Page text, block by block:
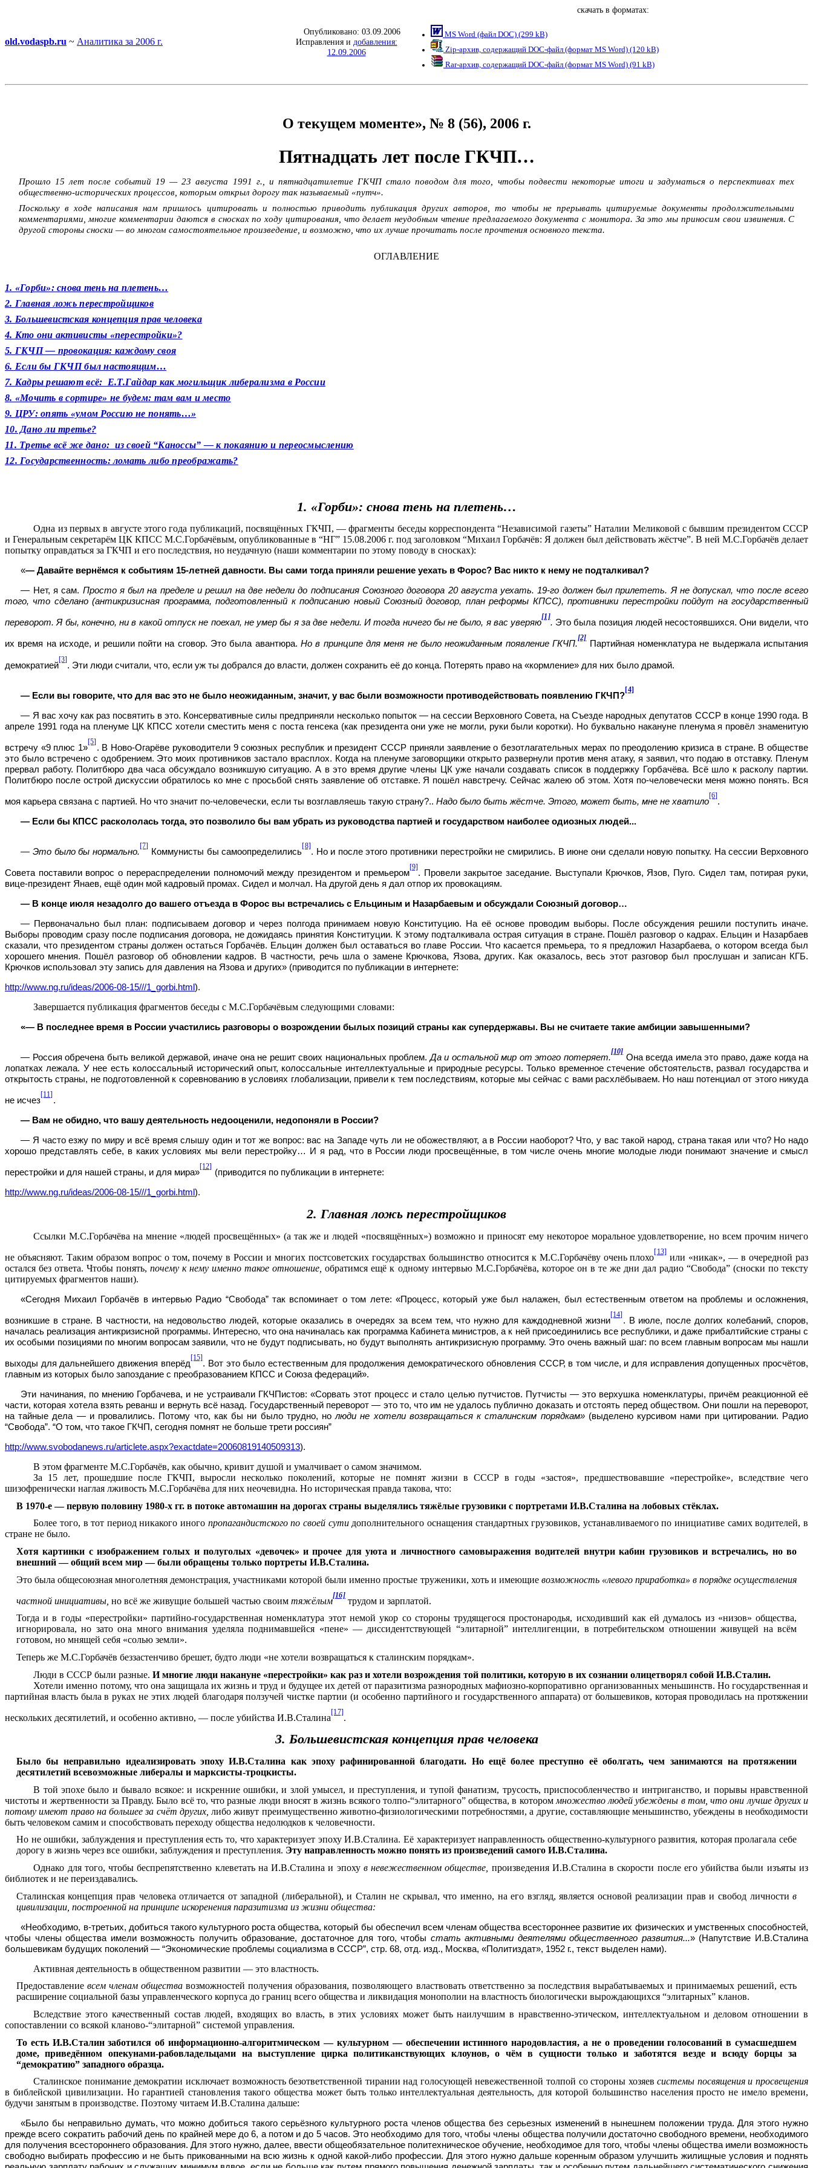
old.vodaspb.ru ~ Аналитика за 2006 г.
Опубликовано: 03.09.2006
Исправления и добавления:
12.09.2006
скачать в форматах:
MS Word (файл DOC) (299 kB)
Zip-архив, содержащий DOC-файл (формат MS Word) (120 kB)
Rar-архив, содержащий DOC-файл (формат MS Word) (91 kB)
О текущем моменте», № 8 (56), 2006 г.
Пятнадцать лет после ГКЧП…
Прошло 15 лет после событий 19 — 23 августа 1991 г., и пятнадцатилетие ГКЧП стало поводом для того, чтобы подвести некоторые итоги и задуматься о перспективах тех
общественно-исторических процессов, которым открыл дорогу так называемый «путч».
Поскольку в ходе написания нам пришлось цитировать и полностью приводить публикация других авторов, то чтобы не прерывать цитируемые документы продолжительными
комментариями, многие комментарии даются в сносках по ходу цитирования, что делает неудобным чтение предлагаемого документа с монитора. За это мы приносим свои извинения. С
другой стороны сноски — во многом самостоятельное произведение, и возможно, что их лучше прочитать после прочтения основного текста.
ОГЛАВЛЕНИЕ
1. «Горби»: снова тень на плетень…
2. Главная ложь перестройщиков
3. Большевистская концепция прав человека
4. Кто они активисты «перестройки»?
5. ГКЧП — провокация: каждому своя
6. Если бы ГКЧП был настоящим…
7. Кадры решают всё: Е.Т.Гайдар как могильщик либерализма в России
8. «Мочить в сортире» не будем: там вам и место
9. ЦРУ: опять «умом Россию не понять…»
10. Дано ли третье?
11. Третье всё же дано: из своей “Каноссы” — к покаянию и переосмыслению
12. Государственность: ломать либо преображать?
1. «Горби»: снова тень на плетень…
Одна из первых в августе этого года публикаций, посвящённых ГКЧП, — фрагменты беседы корреспондента “Независимой газеты” Наталии Меликовой с бывшим президентом СССР
и Генеральным секретарём ЦК КПСС М.С.Горбачёвым, опубликованные в “НГ” 15.08.2006 г. под заголовком “Михаил Горбачёв: Я должен был действовать жёстче”. В ней М.С.Горбачёв делает
попытку оправдаться за ГКЧП и его последствия, но неудачную (наши комментарии по этому поводу в сносках):
«— Давайте вернёмся к событиям 15-летней давности. Вы сами тогда приняли решение уехать в Форос? Вас никто к нему не подталкивал?
— Нет, я сам. Просто я был на пределе и решил на две недели до подписания Союзного договора 20 августа уехать. 19-го должен был прилететь. Я не допускал, что после всего
того, что сделано (антикризисная программа, подготовленный к подписанию новый Союзный договор, план реформы КПСС), противники перестройки пойдут на государственный
переворот. Я бы, конечно, ни в какой отпуск не поехал, не умер бы я за две недели. И тогда ничего бы не было, я вас уверяю
[1]
. Это была позиция людей несостоявшихся. Они видели, что
их время на исходе, и решили пойти на сговор. Это была авантюра. Но в принципе для меня не было неожиданным появление ГКЧП.
[2]
Партийная номенклатура не выдержала испытания
демократией
[3]
. Эти люди считали, что, если уж ты добрался до власти, должен сохранить её до конца. Потерять право на «кормление» для них было драмой.
— Если вы говорите, что для вас это не было неожиданным, значит, у вас были возможности противодействовать появлению ГКЧП?
[4]
— Я вас хочу как раз посвятить в это. Консервативные силы предприняли несколько попыток — на сессии Верховного Совета, на Съезде народных депутатов СССР в конце 1990 года. В
апреле 1991 года на пленуме ЦК КПСС хотели сместить меня с поста генсека (как президента они уже не могли, руки были коротки). Но буквально накануне пленума я провёл знаменитую
встречу «9 плюс 1»
[5]
. В Ново-Огарёве руководители 9 союзных республик и президент СССР приняли заявление о безотлагательных мерах по преодолению кризиса в стране. В обществе
это было встречено с одобрением. Это моих противников застало врасплох. Когда на пленуме заговорщики открыто развернули против меня атаку, я заявил, что подаю в отставку. Пленум
прервал работу. Политбюро два часа обсуждало возникшую ситуацию. А в это время другие члены ЦК уже начали создавать список в поддержку Горбачёва. Всё шло к расколу партии.
Политбюро после острой дискуссии обратилось ко мне с просьбой снять заявление об отставке. Я пошёл навстречу. Сейчас жалею об этом. Хотя по-человечески меня можно понять. Вся
моя карьера связана с партией. Но что значит по-человечески, если ты возглавляешь такую страну?.. Надо было быть жёстче. Этого, может быть, мне не хватило
[6]
.
— Если бы КПСС раскололась тогда, это позволило бы вам убрать из руководства партией и государством наиболее одиозных людей...
— Это было бы нормально.
[7]
Коммунисты бы самоопределились
[8]
. Но и после этого противники перестройки не смирились. В июне они сделали новую попытку. На сессии Верховного
Совета поставили вопрос о перераспределении полномочий между президентом и премьером
[9]
. Провели закрытое заседание. Выступали Крючков, Язов, Пуго. Сидел там, потирая руки,
вице-президент Янаев, ещё один мой кадровый промах. Сидел и молчал. На другой день я дал отпор их провокациям.
— В конце июля незадолго до вашего отъезда в Форос вы встречались с Ельциным и Назарбаевым и обсуждали Союзный договор…
— Первоначально был план: подписываем договор и через полгода принимаем новую Конституцию. На её основе проводим выборы. После обсуждения решили поступить иначе.
Выборы проводим сразу после подписания договора, не дожидаясь принятия Конституции. К этому подталкивала острая ситуация в стране. Пошёл разговор о кадрах. Ельцин и Назарбаев
сказали, что президентом страны должен остаться Горбачёв. Ельцин должен был оставаться во главе России. Что касается премьера, то я предложил Назарбаева, о котором всегда был
хорошего мнения. Пошёл разговор об обновлении кадров. В частности, речь шла о замене Крючкова, Язова, других. Как оказалось, весь этот разговор был прослушан и записан КГБ.
Крючков использовал эту запись для давления на Язова и других» (приводится по публикации в интернете:
http://www.ng.ru/ideas/2006-08-15///1_gorbi.html).
Завершается публикация фрагментов беседы с М.С.Горбачёвым следующими словами:
«— В последнее время в России участились разговоры о возрождении былых позиций страны как супердержавы. Вы не считаете такие амбиции завышенными?
— Россия обречена быть великой державой, иначе она не решит своих национальных проблем.Да и остальной мир от этого потеряет.
[10]
Она всегда имела это право, даже когда на
лопатках лежала. У нее есть колоссальный исторический опыт, колоссальные интеллектуальные и природные ресурсы. Только временное стечение обстоятельств, развал государства и
открытость страны, не подготовленной к соревнованию в условиях глобализации, привели к тем последствиям, которые мы сейчас с вами расхлёбываем. Но наш потенциал от этого никуда
не исчез
[11]
.
— Вам не обидно, что вашу деятельность недооценили, недопоняли в России?
— Я часто езжу по миру и всё время слышу один и тот же вопрос: вас на Западе чуть ли не обожествляют, а в России наоборот? Что, у вас такой народ, страна такая или что? Но надо
хорошо представлять себе, в каких условиях мы вели перестройку… И я рад, что в России люди просвещённые, в том числе очень многие молодые люди понимают значение и смысл
перестройки и для нашей страны, и для мира»
[12]
(приводится по публикации в интернете:
http://www.ng.ru/ideas/2006-08-15///1_gorbi.html).
2. Главная ложь перестройщиков
Ссылки М.С.Горбачёва на мнение «людей просвещённых» (а так же и людей «посвя­щён­ных») возможно и приносят ему некоторое моральное удовлетворение, но всем прочим ничего
не объясняют. Таким образом вопрос о том, почему в России и многих постсоветских государствах большинство относится к М.С.Горбачёву очень плохо
[13]
или «никак», — в очередной раз
остался без ответа. Чтобы понять, почему к нему именно такое отношение,обратимся ещё к одному интервью М.С.Горбачёва, которое он в те же дни дал радио “Свобода” (сноски по тексту
цитируемых фрагментов наши).
«Сегодня Михаил Горбачёв в интервью Радио “Свобода” так вспоминает о том лете: «Процесс, который уже был налажен, был естественным ответом на проблемы и осложнения,
возникшие в стране. В частности, на недовольство людей, которые оказались в очередях за всем тем, что нужно для каждодневной жизни
[14]
. В июле, после долгих колебаний, споров,
началась реализация антикризисной программы. Интересно, что она начиналась как программа Кабинета министров, а к ней присоединились все республики, и даже прибалтийские страны с
их особыми позициями по многим вопросам заявили, что не будут подписывать, но будут выполнять антикризисную программу. Это очень важный шаг: по всем главным вопросам мы нашли
выходы для дальнейшего движения вперёд
[15]
. Вот это было естественным для продолжения демократического обновления СССР, в том числе, и для исправления допущенных просчётов,
главным из которых было запоздание с преобразованием КПСС и Союза федераций».
Эти начинания, по мнению Горбачева, и не устраивали ГКЧПистов: «Сорвать этот процесс и стало целью путчистов. Путчисты — это верхушка номенклатуры, причём реакционной её
части, которая хотела взять реванш и вернуть всё назад. Государственный переворот — это то, что им не удалось публично доказать и отстоять перед обществом. Они пошли на переворот,
на тайные дела — и провалились. Потому что, как бы ни было трудно, нолюди не хотели возвращаться к сталинским порядкам»(выделено курсивом нами при цитировании. Радио
“Свобода”. “О том, что такое ГКЧП, сегодня помнят не больше трети россиян”
http://www.svobodanews.ru/articlete.aspx?exactdate=20060819140509313).
В этом фрагменте М.С.Горбачёв, как обычно, кривит душой и умалчивает о самом значимом.
За 15 лет, прошедшие после ГКЧП, выросли несколько поколений, которые не помнят жизни в СССР в годы «застоя», предшествовавшие «перестройке», вследствие чего
шизофренически наглая лживость М.С.Горбачёва для них неочевидна. Но историческая правда такова, что:
В 1970‑е — первую половину 1980‑х гг. в потоке автомашин на дорогах страны выделялись тяжёлые грузовики с портретами И.В.Сталина на лобовых стёклах.
Более того, в тот период никакого иного пропагандистского по своей сутидополнительного оснащения стандартных грузовиков, устанавливаемого по инициативе самих водителей, в
стране не было.
Хотя картинки с изображением голых и полуголых «девочек» и прочее для уюта и личностного самовыражения водителей внутри кабин грузовиков и встречались, но во
внешний — общий всем мир — были обращены только портреты И.В.Сталина.
Это была общесоюзная многолетняя демонстрация, участниками которой были именно простые труженики, хоть и имеющие возможность «левого приработка» в порядке осуществления
частной инициативы, но всё же живущие большей частью своим тяжёлым
[16]
трудом и зарплатой.
Тогда и в годы «перестройки» партийно-государственная номенклатура этот немой укор со стороны трудящегося простонародья, исходивший как ей думалось из «низов» общества,
игнорировала, но зато она много внимания уделяла поднимавшейся «пене» — диссидентствующей “элитарной” интеллигенции, в потребительском отношении живущей на всём
готовом, но мнящей себя «солью земли».
Теперь же М.С.Горбачёв беззастенчиво брешет, будто люди «не хотели возвращаться к сталинским порядкам».
Люди в СССР были разные.И многие люди накануне «перестройки» как раз и хотели возрождения той политики, которую в их сознании олицетворял собой И.В.Сталин.
Хотели именно потому, что она защищала их жизнь и труд и будущее их детей от паразитизма разнородных мафиозно-корпоративно организованных меньшинств. Но государственная и
партийная власть была в руках не этих людей благодаря ползучей чистке партии (и особенно партийного и государственного аппарата) от большевиков, которая проводилась на протяжении
нескольких десятилетий, и особенно активно, — после убийства И.В.Сталина
[17]
.
3. Большевистская концепция прав человека
Было бы неправильно идеализировать эпоху И.В.Сталина как эпоху рафинированной благодати. Но ещё более преступно её оболгать, чем занимаются на протяжении
десятилетий всевозможные либералы и марксисты-троцкисты.
В той эпохе было и бывало всякое: и искренние ошибки, и злой умысел, и преступления, и тупой фанатизм, трусость, приспособленчество и интриганство, и порывы нравственной
чистоты и жертвенности за Правду. Было всё то, что разные люди вносят в жизнь всякого толпо-“элитарного” общества, в котором множество людей убеждены в том, что они лучше других и
потому имеют право на большее за счёт других, либо живут преимущественно животно-физиологическими потребностями, а другие, составляющие меньшинство, убеждены в необходимости
быть человеком самим и способствовать переходу общества недолюдков к человечности.
Но не ошибки, заблуждения и преступления есть то, что характеризует эпоху И.В.Сталина. Её характеризует направленность общественно-культурного развития, которая пролагала себе
дорогу в жизнь через все ошибки, заблуждения и преступления. Эту направленность можно понять из произведений самого И.В.Сталина.
Однако для того, чтобы беспрепятственно клеветать на И.В.Сталина и эпоху в невежественном обществе, произведения И.В.Сталина в скорости после его убийства были изъяты из
библиотек и не переиздавались.
Сталинская концепция прав человека отличается от западной (либеральной), и Сталин не скрывал, что именно, на его взгляд, является основой реализации прав и свобод личности в
цивилизации, построенной на принци­пе искоренения паразитизма из жизни общества:
«Необходимо, в-третьих, добиться такого культурного роста общества, который бы обеспечил всем членам общества всестороннее развитие их физических и ум­ственных способностей,
чтобы члены общества имели возможность получить образование, достаточное для то­го, чтобы стать активными деятелями обще­ственного развития...» (Напутствие И.В.Сталина
большевикам будущих поколений — “Экономические проблемы социализма в СССР”, стр. 68, отд. изд., Москва, «Политиздат», 1952 г., текст выделен нами).
Активная деятельность в общественном развитии — это властность.
Предоставление всем членам общества возможностей получения образования, позволяющего вла­ствовать ответственно за последствия вырабатываемых и принимаемых решений, есть
расширение социальной базы управлен­ческого корпуса до границ всего общества и ликвидация монополии на властность биологически вырождающихся “элитарных” кланов.
Вследствие этого качественный состав людей, входящих во власть, в этих условиях может быть наилучшим в нравственно-этическом, интеллектуальном и деловом отношении в
сопоставлении со всякой кланово-“элитарной” системой управления.
То есть И.В.Сталин заботился об информационно-алгоритмическом — культурном — обеспечении истинного народовластия, а не о проведении голосований в сумас­шед­шем
доме, приведённом опекунами-рабовладельцами на выступление цирка полити­кан­ству­ющих клоунов, о чём в сущности только и заботятся везде и всюду борцы за
“демократию” западного образца.
Сталинское понимание демократии исключает воз­можность безответственной тирании над голосующей невежественной толпой со стороны хозяевсистемы посвящения и просвещения
в библейской цивилизации. Но гарантией становления такого общества может быть только интеллектуальная деятельность, для которой большинство населения просто не имело времени,
будучи занятым в производ­стве. Поэтому читаем И.В.Сталина дальше:
«Было бы неправильно думать, что можно добиться такого серьёзного культурного роста членов общества без серьезных изменений в нынешнем положении труда. Для этого нужно
прежде всего сократить рабочий день по крайней мере до 6, а потом и до 5 часов. Это необходи­мо для того, чтобы члены общества получили достаточно свободного времени, необходимого
для получения всестороннего образования. Для этого нужно, далее, ввести общеобязательное политехническое обучение, не­обходимое для того, чтобы члены общества имели воз­мож­ность
свободно выбирать профессию и не быть прикованными на всю жизнь к одной какой-либо про­фессии. Для этого нужно дальше коренным образом улучшить жилищные условия и поднять